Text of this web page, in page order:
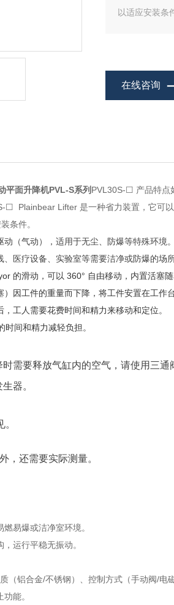
以适应安装条
在线咨询
平面升降机PVL-S系列 PVL30S-☐ 产品特点
☐ Plainbear Lifter 是一种省力装置，它可
条件。
（气动），适用于无尘、防爆等特殊环境。
医疗设备、实验室等需要洁净或防爆的场所
的滑动，可以 360° 自由移动，内置活塞
因工件的重量而下降，将工件安置在工作台
工人需要花费时间和精力来移动和定位。
间和精力减轻负担。
需要释放气缸内的空气，请使用三通
器。
，还需要实际测量。
易爆或洁净室环境。
运行平稳无振动。
（铝合金/不锈钢）、控制方式（手动阀/电磁
能。